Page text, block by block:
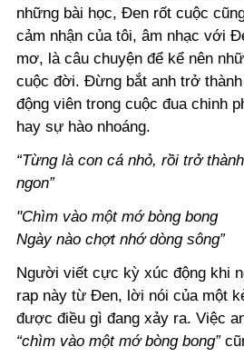
những bài học, Đen rốt cuộc
cảm nhận của tôi, âm nhạc với
mơ, là câu chuyện để kể nên
cuộc đời. Đừng bắt anh trở thành
động viên trong cuộc đua chinh
hay sự hào nhoáng.
“Từng là con cá nhỏ, rồi trở
ngon”
"Chìm vào một mớ bòng bong
Ngày nào chợt nhớ dòng sông”
Người viết cực kỳ xúc động khi
rap này từ Đen, lời nói của một
được điều gì đang xảy ra. Việc
“chìm vào một mớ bòng bong”